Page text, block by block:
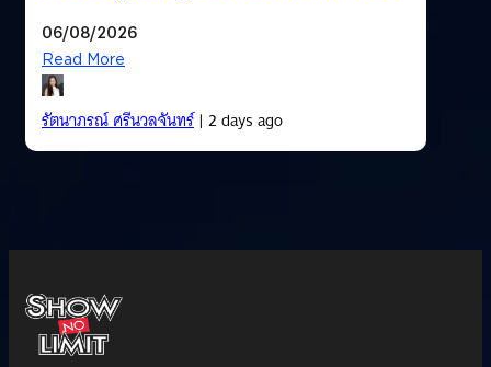
06/08/2026
Read More
รัตนาภรณ์ ศรีนวลจันทร์| 2 days ago